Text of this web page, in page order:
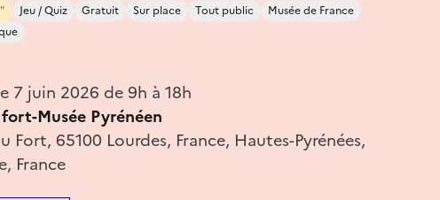
Jeu / Quiz Gratuit Sur place Tout public
Musée de France
7 juin 2026 de 9h à 18h
Musée Pyrénéen
Fort, 65100 Lourdes, France, Hautes-Pyrénées,
France